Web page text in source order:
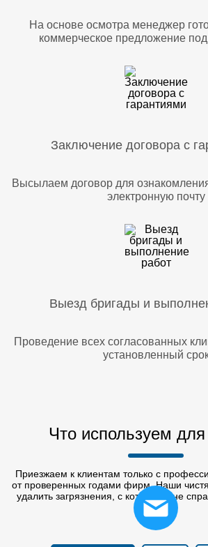
На основе осмотра менеджер
коммерческое предложение
Заключение договора с
Высылаем договор для
электронную почту
Выезд бригады и
Проведение всех согласованных
установленный
Что используем для
Приезжаем к клиентам только с
от проверенных годами фирм. Наши
удалить загрязнения, с которыми не
химия.